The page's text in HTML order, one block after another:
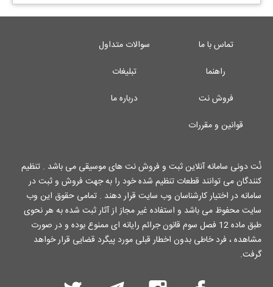
تماس با ما
سوالات متداول
راهنما
تبلیغات
فروش نت
درباره ما
قوانین و مقررات
نُت دونی سامانه آنلاین ثبت و فروش نت های موسیقی می باشد . تنظیم
کنندگان می توانند قطعات تنظیم شده خود را به جهت فروش و ثبت در
سامانه در اختیار کارشناسان وب سایت قرار دهند . تمامی حقوق این وب
سایت محفوظ می باشد و استفاده غیر مجاز از آثار ثبت شده به هر نحوی
طبق ماده 12 فصل سوم قانون جرائم رایانه ای ممنوع بوده و در صورت
مشاهده ، فرد خاطی بدون اخطار قبلی مورد پیگرد قضایی قرار خواهد
گرفت.